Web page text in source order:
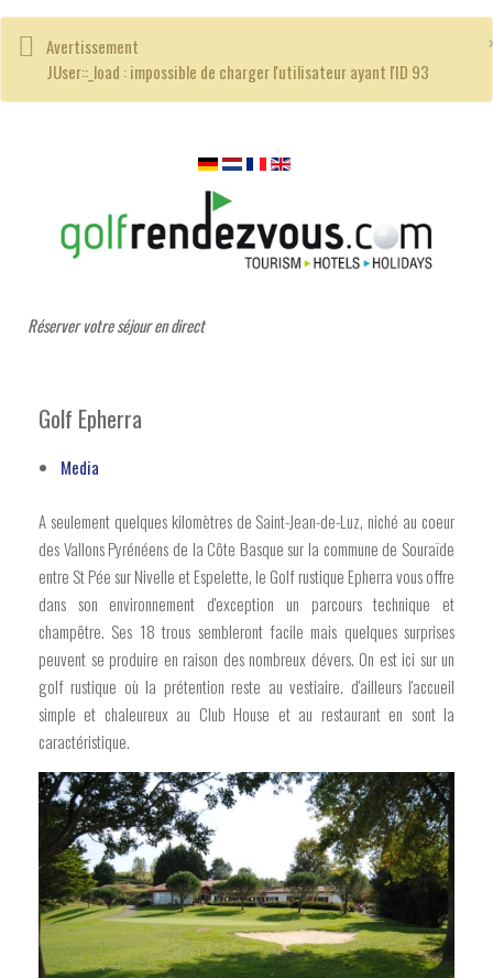
Avertissement
JUser::_load : impossible de charger l'utilisateur ayant l'ID 93
Réserver votre séjour en direct
Golf Epherra
Media
A seulement quelques kilomètres de Saint-Jean-de-Luz, niché au coeur
des Vallons Pyrénéens de la Côte Basque sur la commune de Souraïde
entre St Pée sur Nivelle et Espelette, le Golf rustique Epherra vous offre
dans son environnement d'exception un parcours technique et
champêtre. Ses 18 trous sembleront facile mais quelques surprises
peuvent se produire en raison des nombreux dévers. On est ici sur un
golf rustique où la prétention reste au vestiaire. d'ailleurs l'accueil
simple et chaleureux au Club House et au restaurant en sont la
caractéristique.